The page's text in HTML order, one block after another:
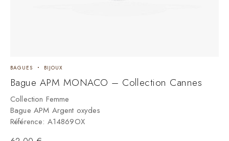
BAGUES BIJOUX
Bague APM MONACO – Collection Cannes
Collection Femme
Bague APM Argent oxydes
Référence: A14869OX